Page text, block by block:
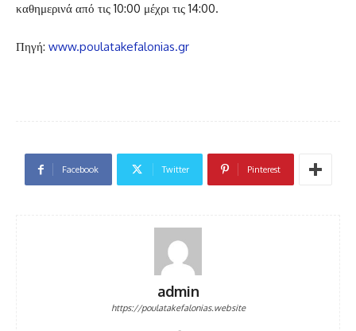
καθημερινά από τις 10:00 μέχρι τις 14:00.
Πηγή: www.poulatakefalonias.gr
Facebook Twitter Pinterest
admin
https://poulatakefalonias.website